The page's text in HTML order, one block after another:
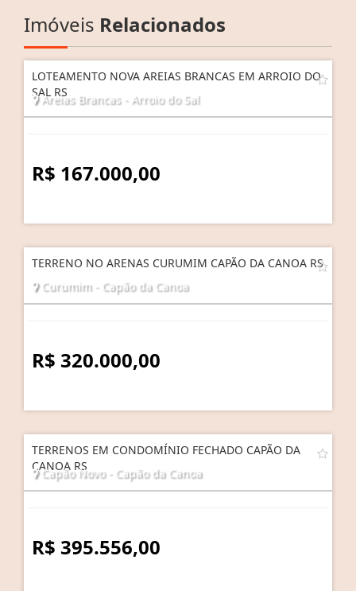
Imóveis Relacionados
LOTEAMENTO NOVA AREIAS BRANCAS EM ARROIO DO
SAL RS
Areias Brancas - Arroio do Sal
R$ 167.000,00
TERRENO NO ARENAS CURUMIM CAPÃO DA CANOA RS
Curumim - Capão da Canoa
R$ 320.000,00
TERRENOS EM CONDOMÍNIO FECHADO CAPÃO DA
CANOA RS
Capão Novo - Capão da Canoa
R$ 395.556,00